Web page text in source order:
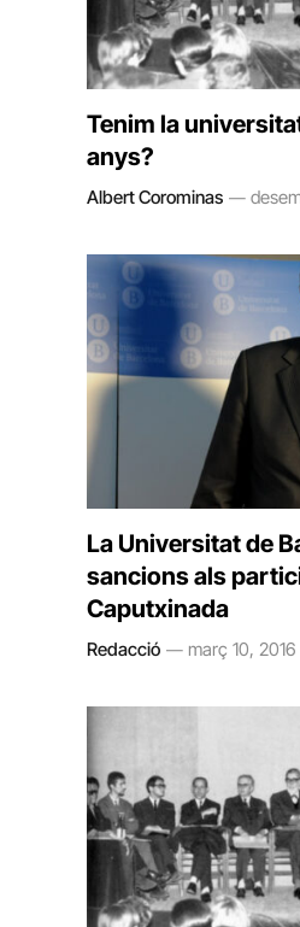
Tenim la
anys?
Albert Corominas
La Universitat de
sancions als
Caputxinada
Redacció març 10, 2016